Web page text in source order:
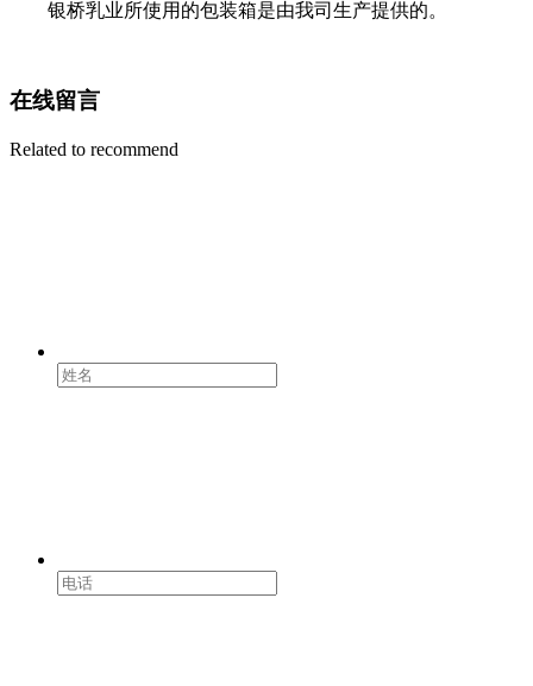
银桥乳业所使用的包装箱是由我司生产提供的。
在线留言
Related to recommend